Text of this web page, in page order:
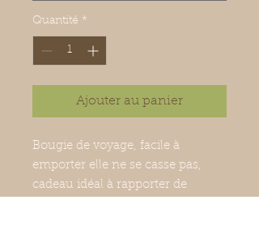
Quantité *
Ajouter au panier
Bougie de voyage, facile à
emporter elle ne se casse pas,
cadeau idéal à rapporter de